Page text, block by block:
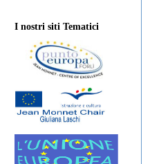
I nostri siti Tematici